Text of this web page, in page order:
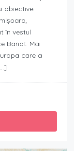
obiective
în vestul
Banat. Mai
care a